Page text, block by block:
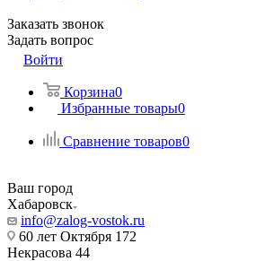
Заказать звонок
Задать вопрос
Войти
Корзина0
Избранные товары0
Сравнение товаров0
Ваш город
Хабаровск
info@zalog-vostok.ru
60 лет Октября 172
Некрасова 44